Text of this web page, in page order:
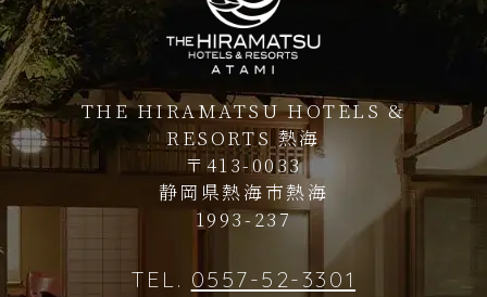
THE HIRAMATSU HOTELS &
RESORTS 熱海
〒413-0033
静岡県熱海市熱海
1993-237
TEL. 0557-52-3301